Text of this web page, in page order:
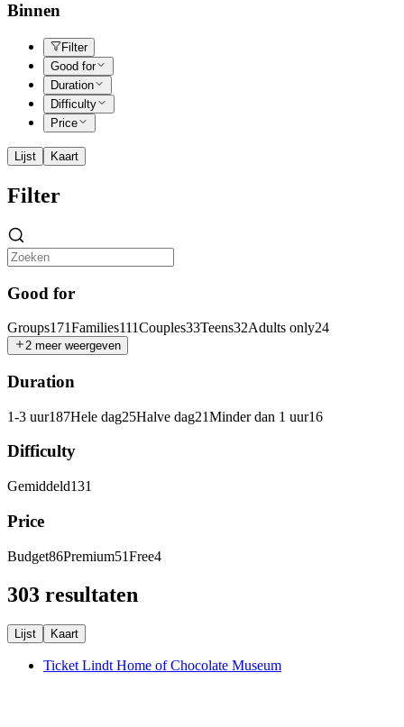
Binnen
Filter
Good for
Duration
Difficulty
Price
Lijst Kaart
Filter
Good for
Groups171Families111Couples33Teens32Adults only24
2 meer weergeven
Duration
1-3 uur187Hele dag25Halve dag21Minder dan 1 uur16
Difficulty
Gemiddeld131
Price
Budget86Premium51Free4
303 resultaten
Lijst Kaart
Ticket Lindt Home of Chocolate Museum